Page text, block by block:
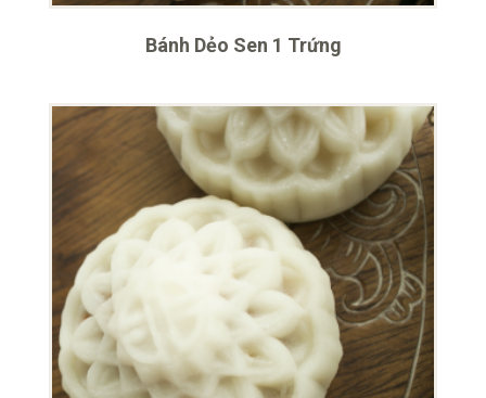
Bánh Dẻo Sen 1 Trứng